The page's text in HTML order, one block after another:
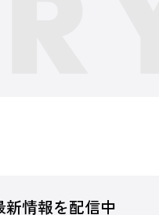
新情報を配信中